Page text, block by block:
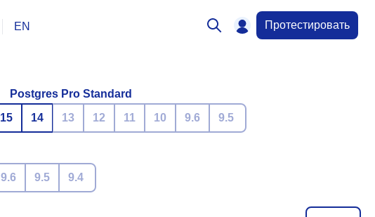
EN Протестировать
Postgres Pro Standard
15 14 13 12 11 10 9.6 9.5
9.6 9.5 9.4